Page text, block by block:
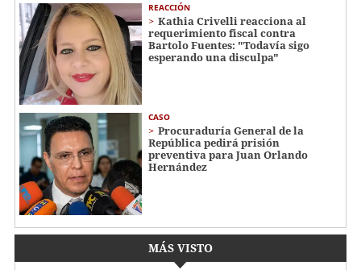
REACCIÓN
Kathia Crivelli reacciona al
requerimiento fiscal contra
Bartolo Fuentes: "Todavía sigo
esperando una disculpa"
CASO
Procuraduría General de la
República pedirá prisión
preventiva para Juan Orlando
Hernández
MÁS VISTO